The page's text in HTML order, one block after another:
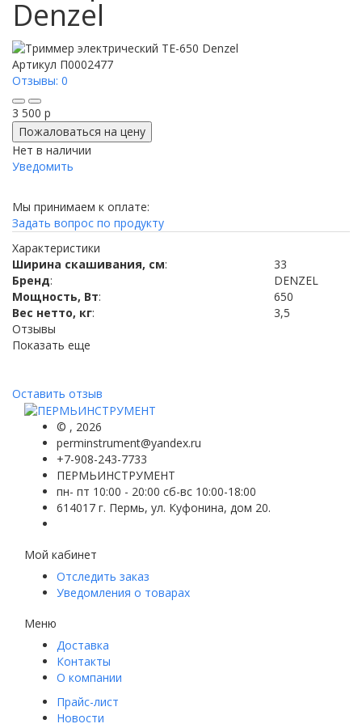
Denzel
Артикул П0002477
Отзывы: 0
3 500 p
Пожаловаться на цену
Нет в наличии
Уведомить
Мы принимаем к оплате:
Задать вопрос по продукту
Характеристики
Ширина скашивания, см:
33
Бренд:
DENZEL
Мощность, Вт:
650
Вес нетто, кг:
3,5
Отзывы
Показать еще
Оставить отзыв
© , 2026
perminstrument@yandex.ru
+7-908-243-7733
ПЕРМЬИНСТРУМЕНТ
пн- пт 10:00 - 20:00 сб-вс 10:00-18:00
614017 г. Пермь, ул. Куфонина, дом 20.
Мой кабинет
Отследить заказ
Уведомления о товарах
Меню
Доставка
Контакты
О компании
Прайс-лист
Новости